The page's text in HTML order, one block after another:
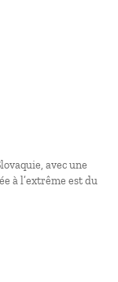
avec une
à l’extrême est du